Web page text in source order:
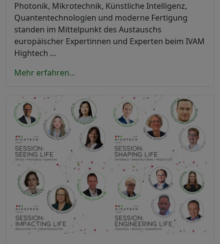
Photonik, Mikrotechnik, Künstliche Intelligenz,
Quantentechnologien und moderne Fertigung
standen im Mittelpunkt des Austauschs
europäischer Expertinnen und Experten beim IVAM
Hightech …
Mehr erfahren...